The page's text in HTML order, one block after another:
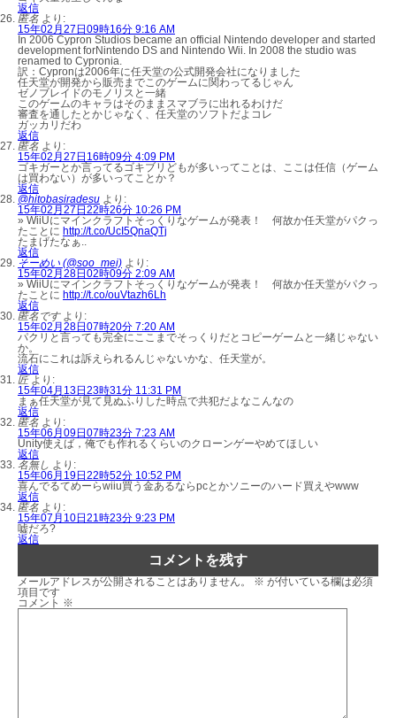
返信
匿名 より:
15年02月27日09時16分 9:16 AM
In 2006 Cypron Studios became an official Nintendo developer and started
development forNintendo DS and Nintendo Wii. In 2008 the studio was
renamed to Cypronia.
訳：Cypronは2006年に任天堂の公式開発会社になりました
任天堂が開発から販売までこのゲームに関わってるじゃん
ゼノブレイドのモノリスと一緒
このゲームのキャラはそのままスマブラに出れるわけだ
審査を通したとかじゃなく、任天堂のソフトだよコレ
ガッカリだわ
返信
匿名 より:
15年02月27日16時09分 4:09 PM
ゴキガーとか言ってるゴキブリどもが多いってことは、ここは任信（ゲーム
は買わない）が多いってことか？
返信
@hitobasiradesu より:
15年02月27日22時26分 10:26 PM
» WiiUにマインクラフトそっくりなゲームが発表！ 何故か任天堂がパクっ
たことに http://t.co/UcI5QnaQTj
たまげたなぁ..
返信
そーめい (@soo_mei) より:
15年02月28日02時09分 2:09 AM
» WiiUにマインクラフトそっくりなゲームが発表！ 何故か任天堂がパクっ
たことに http://t.co/ouVtazh6Lh
返信
匿名です より:
15年02月28日07時20分 7:20 AM
パクリと言っても完全にここまでそっくりだとコピーゲームと一緒じゃない
か。
流石にこれは訴えられるんじゃないかな、任天堂が。
返信
匠 より:
15年04月13日23時31分 11:31 PM
まぁ任天堂が見て見ぬふりした時点で共犯だよなこんなの
返信
匿名 より:
15年06月09日07時23分 7:23 AM
Unity使えば，俺でも作れるくらいのクローンゲーやめてほしい
返信
名無し より:
15年06月19日22時52分 10:52 PM
喜んでるてめーらwiiu買う金あるならpcとかソニーのハード買えやwww
返信
匿名 より:
15年07月10日21時23分 9:23 PM
嘘だろ?
返信
コメントを残す
メールアドレスが公開されることはありません。 ※ が付いている欄は必須
項目です
コメント ※